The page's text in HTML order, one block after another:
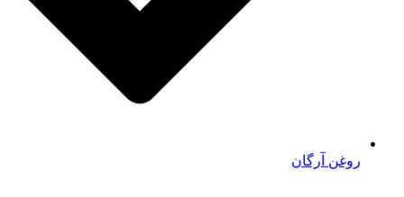
روغن آرگان